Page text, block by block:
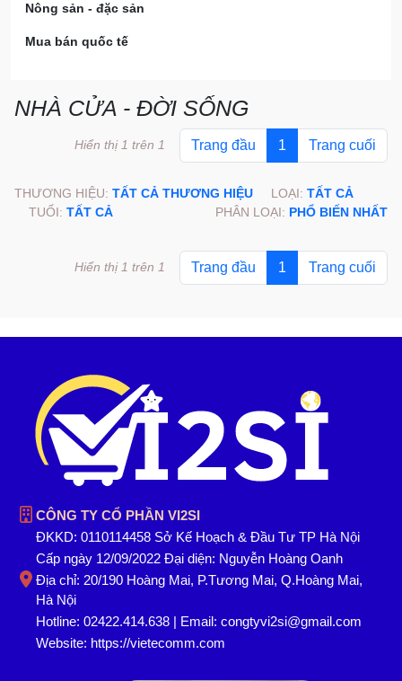
Nông sản - đặc sản
Mua bán quốc tế
NHÀ CỬA - ĐỜI SỐNG
Trang đầu 1 Trang cuối
Hiển thị 1 trên 1
THƯƠNG HIỆU: TẤT CẢ THƯƠNG HIỆU LOẠI: TẤT CẢ
TUỔI: TẤT CẢ PHÂN LOẠI: PHỔ BIẾN NHẤT
Trang đầu 1 Trang cuối
Hiển thị 1 trên 1
CÔNG TY CỔ PHẦN VI2SI
ĐKKD: 0110114458 Sở Kế Hoạch & Đầu Tư TP Hà Nội
Cấp ngày 12/09/2022 Đại diện: Nguyễn Hoàng Oanh
Địa chỉ: 20/190 Hoàng Mai, P.Tương Mai, Q.Hoàng Mai,
Hà Nội
Hotline: 02422.414.638 | Email: congtyvi2si@gmail.com
Website: https://vietecomm.com